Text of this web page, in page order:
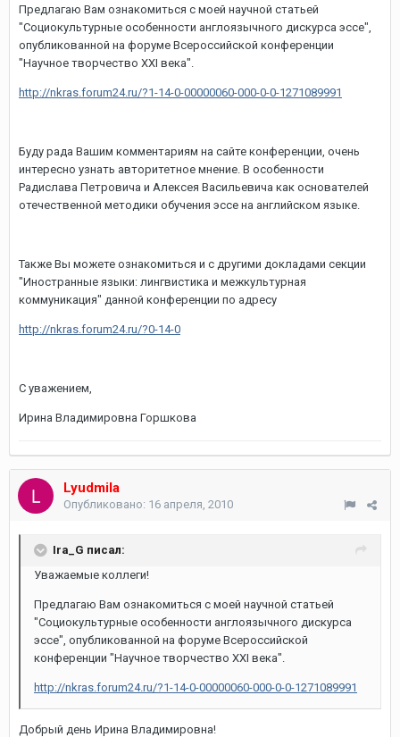
Предлагаю Вам ознакомиться с моей научной статьей
"Социокультурные особенности англоязычного дискурса эссе",
опубликованной на форуме Всероссийской конференции
"Научное творчество XXI века".
http://nkras.forum24.ru/?1-14-0-00000060-000-0-0-1271089991
Буду рада Вашим комментариям на сайте конференции, очень
интересно узнать авторитетное мнение. В особенности
Радислава Петровича и Алексея Васильевича как основателей
отечественной методики обучения эссе на английском языке.
Также Вы можете ознакомиться и с другими докладами секции
"Иностранные языки: лингвистика и межкультурная
коммуникация" данной конференции по адресу
http://nkras.forum24.ru/?0-14-0
С уважением,
Ирина Владимировна Горшкова
Lyudmila
Опубликовано: 16 апреля, 2010
Ira_G писал:
Уважаемые коллеги!
Предлагаю Вам ознакомиться с моей научной статьей
"Социокультурные особенности англоязычного дискурса
эссе", опубликованной на форуме Всероссийской
конференции "Научное творчество XXI века".
http://nkras.forum24.ru/?1-14-0-00000060-000-0-0-1271089991
Добрый день Ирина Владимировна!